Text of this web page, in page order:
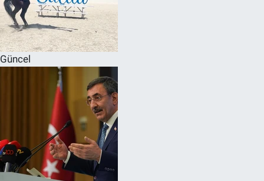
Güncel